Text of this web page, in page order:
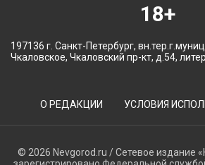
18+
197136 г. Санкт-Петербург,
Чкаловское, Чкаловский пр-кт, д.54,
О РЕДАКЦИИ УСЛОВИЯ
© 2026 Nevgorod.ru / Сетевое издание